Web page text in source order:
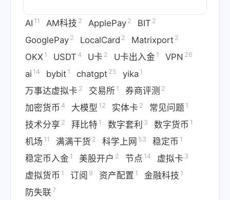
AI 11 AM科技 2 ApplePay 2 BIT 2
GooglePay 2 LocalCard 2 Matrixport 2
OKX 1 USDT 4 U卡 2 U卡出入金 1 VPN 26
ai 14 bybit 1 chatgpt 25 yika 1
万事达虚拟卡 2 交易所 1 券商评测 2
加密货币 4 大模型 12 实体卡 2 常见问题 1
技术分享 2 拜比特 1 数字套利 3 数字货币 1
机场 11 满满干货 2 科学上网 53 稳定币 1
稳定币入金 1 美股开户 2 节点 14 虚拟卡 3
虚拟货币 1 订阅 9 资产配置 1 金融科技 1
防失联 7